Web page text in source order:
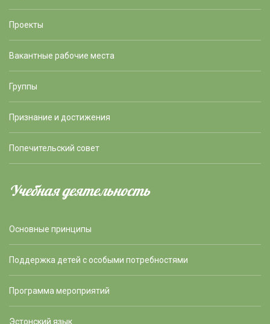
Проекты
Вакантные рабочие места
Группы
Признание и достижения
Попечительский совет
Учебная деятельность
Основные принципы
Поддержка детей с особыми потребностями
Программа мероприятий
Эстонский язык